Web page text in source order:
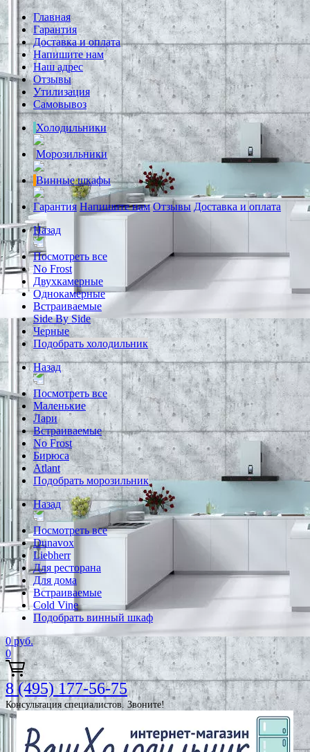
Главная
Гарантия
Доставка и оплата
Напишите нам
Наш адрес
Отзывы
Утилизация
Самовывоз
Холодильники
Морозильники
Винные шкафы
Гарантия Напишите нам Отзывы Доставка и оплата
Назад
Посмотреть все
No Frost
Двухкамерные
Однокамерные
Встраиваемые
Side By Side
Черные
Подобрать холодильник
Назад
Посмотреть все
Маленькие
Лари
Встраиваемые
No Frost
Бирюса
Atlant
Подобрать морозильник
Назад
Посмотреть все
Dunavox
Liebherr
Для ресторана
Для дома
Встраиваемые
Cold Vine
Подобрать винный шкаф
0 руб.
0
8 (495) 177-56-75
Консультация специалистов. Звоните!